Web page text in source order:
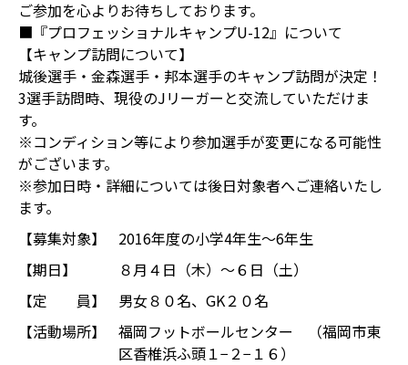
ご参加を心よりお待ちしております。
■『プロフェッショナルキャンプU-12』について
【キャンプ訪問について】
城後選手・金森選手・邦本選手のキャンプ訪問が決定！
3選手訪問時、現役のJリーガーと交流していただけま
す。
※コンディション等により参加選手が変更になる可能性
がございます。
※参加日時・詳細については後日対象者へご連絡いたし
ます。
【募集対象】
2016年度の小学4年生～6年生
【期日】
８月４日（木）〜６日（土）
【定 員】
男女８０名、GK２０名
【活動場所】
福岡フットボールセンター （福岡市東
区香椎浜ふ頭１−２−１６）